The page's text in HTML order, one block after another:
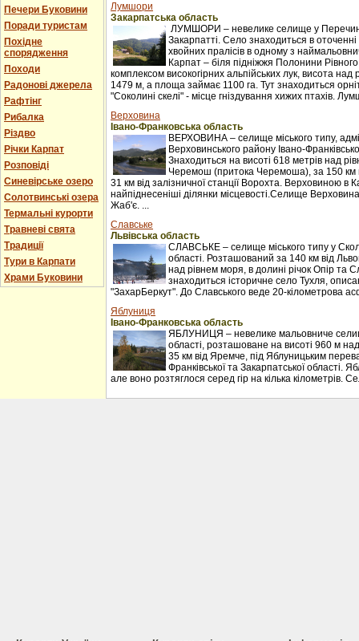
Печери Буковини
Поради туристам
Похідне
спорядження
Походи
Радонові джерела
Рафтінг
Рибалка
Різдво
Річки Карпат
Розповіді
Синевірське озеро
Солотвинські озера
Термальні курорти
Травневі свята
Традиції
Тури в Карпати
Храми Буковини
Лумшори
Закарпатська область
ЛУМШОРИ – невелике селище у
Закарпатті. Село знаходиться в оточенні
хвойних пралісів в одному з
Карпат – біля підніжжя Полонини
комплексом високогірних альпійських лук, висота над
1479 м, а площа займає 1100 га. Тут знаходиться
"Соколині скелі" - місце гніздування хижих птахів.
Верховина
Івано-Франковська область
ВЕРХОВИНА – селище міського типу,
Верховинського району Івано-
Знаходиться на висоті 618 метрів над
Черемош (притока Черемоша), за 150 км
31 км від залізничної станції Ворохта. Верховиною в
найпіднесеніші ділянки місцевості.Селище
Жаб'є. ...
Славське
Львівська область
СЛАВСЬКЕ – селище міського типу у
області. Розташований за 140 км від
над рівнем моря, в долині річок Опір та
знаходиться історичне село Тухля,
"ЗахарБеркут". До Славського веде 20-кілометрова
Яблуниця
Івано-Франковська область
ЯБЛУНИЦЯ – невелике мальовниче
області, розташоване на висоті 960 м
35 км від Яремче, під Яблуницьким
Франківської та Закарпатської області.
але воно розтяглося серед гір на кілька кілометрів.